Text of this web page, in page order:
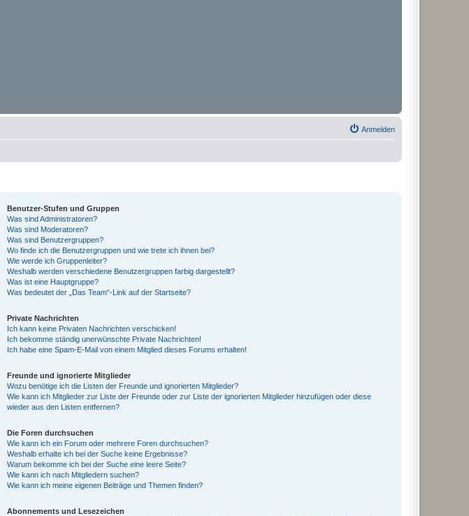
Anmelden
Benutzer-Stufen und Gruppen
Was sind Administratoren?
Was sind Moderatoren?
Was sind Benutzergruppen?
Wo finde ich die Benutzergruppen und wie trete ich ihnen bei?
Wie werde ich Gruppenleiter?
Weshalb werden verschiedene Benutzergruppen farbig dargestellt?
Was ist eine Hauptgruppe?
Was bedeutet der „Das Team“-Link auf der Startseite?
Private Nachrichten
Ich kann keine Privaten Nachrichten verschicken!
Ich bekomme ständig unerwünschte Private Nachrichten!
Ich habe eine Spam-E-Mail von einem Mitglied dieses Forums erhalten!
Freunde und ignorierte Mitglieder
Wozu benötige ich die Listen der Freunde und ignorierten Mitglieder?
Wie kann ich Mitglieder zur Liste der Freunde oder zur Liste der ignorierten Mitglieder hinzufügen oder diese
wieder aus den Listen entfernen?
Die Foren durchsuchen
Wie kann ich ein Forum oder mehrere Foren durchsuchen?
Weshalb erhalte ich bei der Suche keine Ergebnisse?
Warum bekomme ich bei der Suche eine leere Seite?
Wie kann ich nach Mitgliedern suchen?
Wie kann ich meine eigenen Beiträge und Themen finden?
Abonnements und Lesezeichen